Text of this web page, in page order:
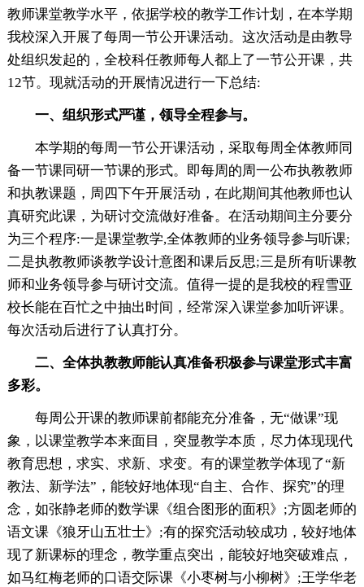
教师课堂教学水平，依据学校的教学工作计划，在本学期
我校深入开展了每周一节公开课活动。这次活动是由教导
处组织发起的，全校科任教师每人都上了一节公开课，共
12节。现就活动的开展情况进行一下总结:
一、组织形式严谨，领导全程参与。
本学期的每周一节公开课活动，采取每周全体教师同
备一节课同研一节课的形式。即每周的周一公布执教教师
和执教课题，周四下午开展活动，在此期间其他教师也认
真研究此课，为研讨交流做好准备。在活动期间主分要分
为三个程序:一是课堂教学,全体教师的业务领导参与听课;
二是执教教师谈教学设计意图和课后反思;三是所有听课教
师和业务领导参与研讨交流。值得一提的是我校的程雪亚
校长能在百忙之中抽出时间，经常深入课堂参加听评课。
每次活动后进行了认真打分。
二、全体执教教师能认真准备积极参与课堂形式丰富
多彩。
每周公开课的教师课前都能充分准备，无“做课”现
象，以课堂教学本来面目，突显教学本质，尽力体现现代
教育思想，求实、求新、求变。有的课堂教学体现了“新
教法、新学法”，能较好地体现“自主、合作、探究”的理
念，如张静老师的数学课《组合图形的面积》;方圆老师的
语文课《狼牙山五壮士》;有的探究活动较成功，较好地体
现了新课标的理念，教学重点突出，能较好地突破难点，
如马红梅老师的口语交际课《小枣树与小柳树》;王学华老